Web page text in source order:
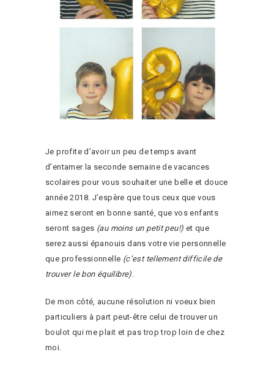
Je profite d’avoir un peu de temps avant
d’entamer la seconde semaine de vacances
scolaires pour vous souhaiter une belle et douce
année 2018. J’espère que tous ceux que vous
aimez seront en bonne santé, que vos enfants
seront sages (au moins un petit peu!) et que
serez aussi épanouis dans votre vie personnelle
que professionnelle (c’est tellement difficile de
trouver le bon équilibre)
De mon côté, aucune résolution ni voeux bien
particuliers à part peut-être celui de trouver un
boulot qui me plait et pas trop trop loin de chez
moi.